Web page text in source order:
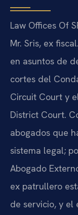
Law Offices Of
Mr. Sris, ex
en asuntos de
cortes del
Circuit Court y
District Court.
abogados que
sistema legal;
Abogado
ex patrullero
de servicio, y el